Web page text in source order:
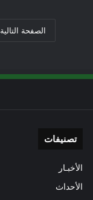
الصفحة التالية
تصنيفات
الأخبـار
الأحداث